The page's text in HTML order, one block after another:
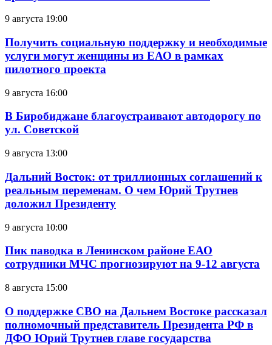
9 августа 19:00
Получить социальную поддержку и необходимые
услуги могут женщины из ЕАО в рамках
пилотного проекта
9 августа 16:00
В Биробиджане благоустраивают автодорогу по
ул. Советской
9 августа 13:00
Дальний Восток: от триллионных соглашений к
реальным переменам. О чем Юрий Трутнев
доложил Президенту
9 августа 10:00
Пик паводка в Ленинском районе ЕАО
сотрудники МЧС прогнозируют на 9-12 августа
8 августа 15:00
О поддержке СВО на Дальнем Востоке рассказал
полномочный представитель Президента РФ в
ДФО Юрий Трутнев главе государства